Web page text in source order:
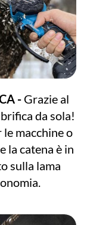
- Grazie al
da sola!
macchine o
la catena è in
sulla lama